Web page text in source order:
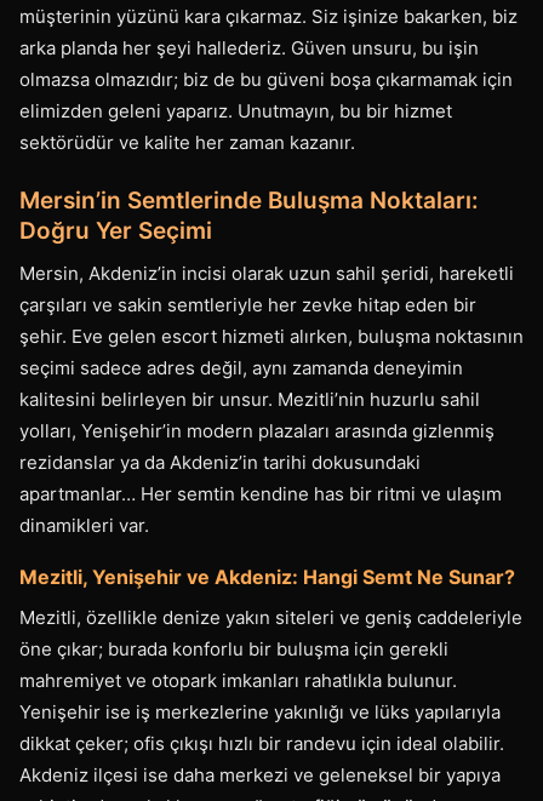
müşterinin yüzünü kara çıkarmaz. Siz işinize bakarken, biz
arka planda her şeyi hallederiz. Güven unsuru, bu işin
olmazsa olmazıdır; biz de bu güveni boşa çıkarmamak için
elimizden geleni yaparız. Unutmayın, bu bir hizmet
sektörüdür ve kalite her zaman kazanır.
Mersin’in Semtlerinde Buluşma Noktaları:
Doğru Yer Seçimi
Mersin, Akdeniz’in incisi olarak uzun sahil şeridi, hareketli
çarşıları ve sakin semtleriyle her zevke hitap eden bir
şehir. Eve gelen escort hizmeti alırken, buluşma noktasının
seçimi sadece adres değil, aynı zamanda deneyimin
kalitesini belirleyen bir unsur. Mezitli’nin huzurlu sahil
yolları, Yenişehir’in modern plazaları arasında gizlenmiş
rezidanslar ya da Akdeniz’in tarihi dokusundaki
apartmanlar… Her semtin kendine has bir ritmi ve ulaşım
dinamikleri var.
Mezitli, Yenişehir ve Akdeniz: Hangi Semt Ne Sunar?
Mezitli, özellikle denize yakın siteleri ve geniş caddeleriyle
öne çıkar; burada konforlu bir buluşma için gerekli
mahremiyet ve otopark imkanları rahatlıkla bulunur.
Yenişehir ise iş merkezlerine yakınlığı ve lüks yapılarıyla
dikkat çeker; ofis çıkışı hızlı bir randevu için ideal olabilir.
Akdeniz ilçesi ise daha merkezi ve geleneksel bir yapıya